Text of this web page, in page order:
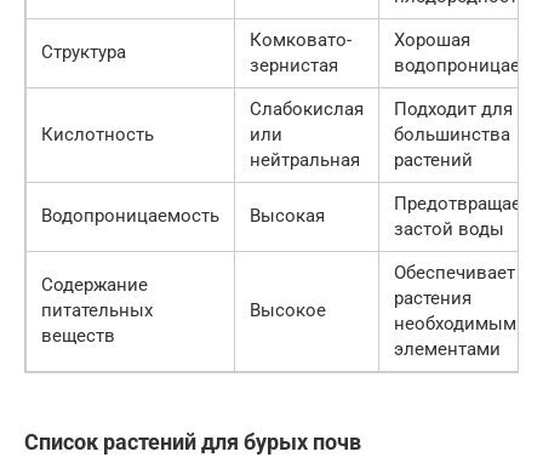
Структура
Комковато-
зернистая
Хорошая
Кислотность
Слабокислая
или
нейтральная
Подходит для
большинства
растений
Водопроницаемость Высокая
Предотвращает
застой воды
Содержание
питательных
веществ
Высокое
Обеспечивает
растения
необходимыми
элементами
Список растений для бурых почв